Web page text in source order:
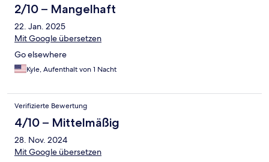
2/10 – Mangelhaft
22. Jan. 2025
Mit Google übersetzen
Go elsewhere
Kyle, Aufenthalt von 1 Nacht
Verifizierte Bewertung
4/10 – Mittelmäßig
28. Nov. 2024
Mit Google übersetzen